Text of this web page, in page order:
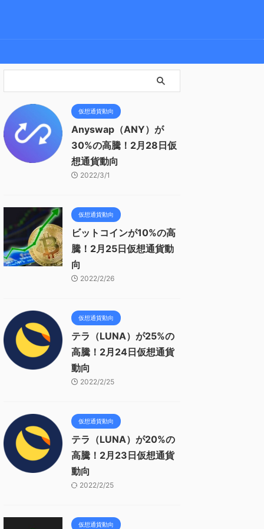
仮想通貨動向
Anyswap（ANY）が
30%の高騰！2月28日仮
想通貨動向
2022/3/1
仮想通貨動向
ビットコインが10%の高
騰！2月25日仮想通貨動
向
2022/2/26
仮想通貨動向
テラ（LUNA）が25%の
高騰！2月24日仮想通貨
動向
2022/2/25
仮想通貨動向
テラ（LUNA）が20%の
高騰！2月23日仮想通貨
動向
2022/2/25
仮想通貨動向